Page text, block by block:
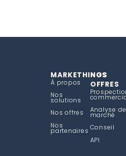
MARKETHINGS
À propos
Nos
solutions
Nos offres
Nos
partenaires
NOS
OFFRES
Analyse de
marché
Conseil
API